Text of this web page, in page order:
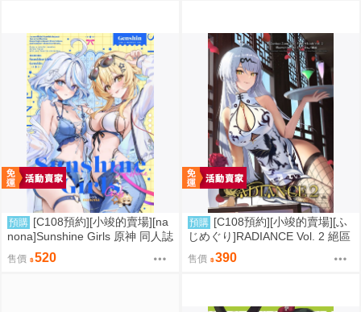
預購 [C108預約][小竣的賣場][na
nona]Sunshine Girls 原神 同人誌
id=3774614
售價 520
預購 [C108預約][小竣的賣場][ふ
じめぐり]RADIANCE Vol. 2 絕區
零 同人誌id=3755087
售價 390